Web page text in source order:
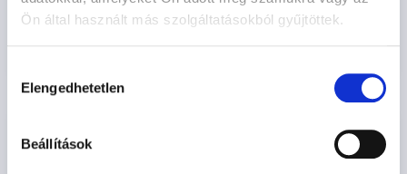
Ön által használt más szolgáltatásokból gyűjtöttek.
kiválasztása
Elengedhetetlen
Beállítások